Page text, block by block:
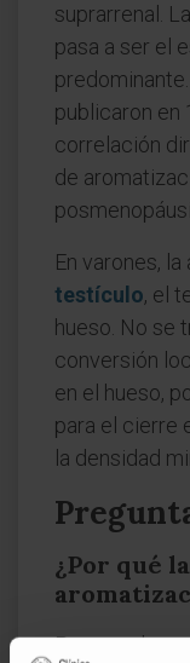
suprarrenal.
pasa a ser el
publicaron en
correlación
de
En varones,
testículo, el
hueso. No se
conversión
en el hueso,
para el cierre
la densidad
¿Por qué
Porque el